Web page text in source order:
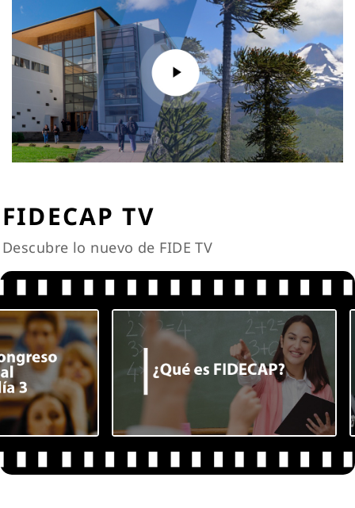
FIDECAP TV
Descubre lo nuevo de FIDE TV